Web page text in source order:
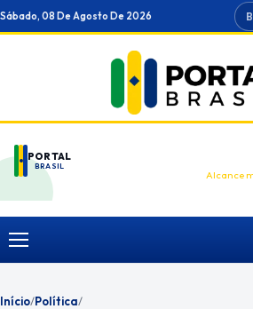
Ir
para
Sábado, 08 De Agosto De 2026
PORTAL
BRASIL
Alcance
Menu
Início/Política/